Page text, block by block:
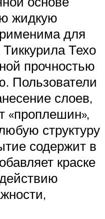
жидкую
для
Техо
прочностью
Пользователи
слоев,
«проплешин»,
структуру
содержит в
краске